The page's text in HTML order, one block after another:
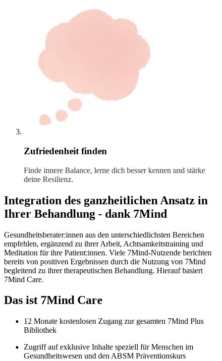
Zufriedenheit finden
Finde innere Balance, lerne dich besser kennen und stärke
deine Resilienz.
Integration des ganzheitlichen Ansatz in
Ihrer Behandlung - dank 7Mind
Gesundheitsberater:innen aus den unterschiedlichsten Bereichen
empfehlen, ergänzend zu ihrer Arbeit, Achtsamkeitstraining und
Meditation für ihre Patient:innen. Viele 7Mind-Nutzende berichten
bereits von positiven Ergebnissen durch die Nutzung von 7Mind
begleitend zu ihrer therapeutischen Behandlung. Hierauf basiert
7Mind Care.
Das ist 7Mind Care
12 Monate kostenlosen Zugang zur gesamten 7Mind Plus
Bibliothek
Zugriff auf exklusive Inhalte speziell für Menschen im
Gesundheitswesen und den ABSM Präventionskurs